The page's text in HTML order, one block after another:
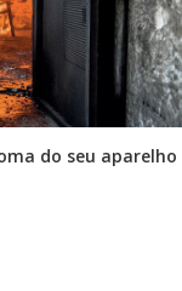
do seu aparelho